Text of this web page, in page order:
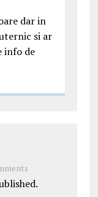
dar in
si ar
info de